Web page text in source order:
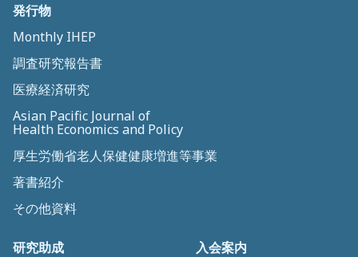
発行物
Monthly IHEP
調査研究報告書
医療経済研究
Asian Pacific Journal of
Health Economics and Policy
厚生労働省老人保健健康増進等事業
著書紹介
その他資料
研究助成
入会案内